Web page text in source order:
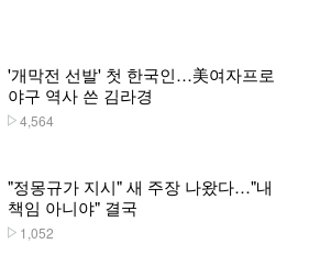
'개막전 선발' 첫 한국인…美여자프로
야구 역사 쓴 김라경
4,564
"정몽규가 지시" 새 주장 나왔다…"내
책임 아니야" 결국
1,052